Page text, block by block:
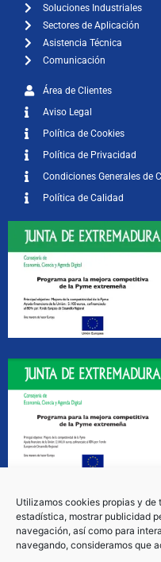
Utilizamos cookies propias y de
estadística, mostrar publicidad
navegación, así como para
navegando, consideramos que
Soluciones Industriales
Sectores de Aplicación
Asistencia Técnica
Comunicación
Área de Clientes
Aviso Legal
Política de Cookies
Política de Privacidad
Condiciones Generales de
Política de Calidad